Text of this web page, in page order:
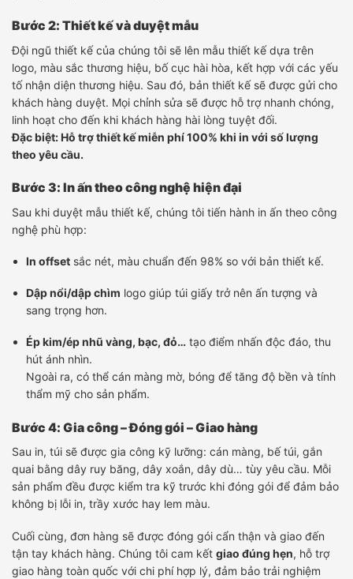
Bước 2: Thiết kế và duyệt mẫu
Đội ngũ thiết kế của chúng tôi sẽ lên mẫu thiết kế dựa trên
logo, màu sắc thương hiệu, bố cục hài hòa, kết hợp với các yếu
tố nhận diện thương hiệu. Sau đó, bản thiết kế sẽ được gửi cho
khách hàng duyệt. Mọi chỉnh sửa sẽ được hỗ trợ nhanh chóng,
linh hoạt cho đến khi khách hàng hài lòng tuyệt đối.
Đặc biệt: Hỗ trợ thiết kế miễn phí 100% khi in với số lượng
theo yêu cầu.
Bước 3: In ấn theo công nghệ hiện đại
Sau khi duyệt mẫu thiết kế, chúng tôi tiến hành in ấn theo công
nghệ phù hợp:
In offset sắc nét, màu chuẩn đến 98% so với bản thiết kế.
Dập nổi/dập chìm logo giúp túi giấy trở nên ấn tượng và
sang trọng hơn.
Ép kim/ép nhũ vàng, bạc, đỏ… tạo điểm nhấn độc đáo, thu
hút ánh nhìn.
Ngoài ra, có thể cán màng mờ, bóng để tăng độ bền và tính
thẩm mỹ cho sản phẩm.
Bước 4: Gia công – Đóng gói – Giao hàng
Sau in, túi sẽ được gia công kỹ lưỡng: cán màng, bế túi, gắn
quai bằng dây ruy băng, dây xoắn, dây dù… tùy yêu cầu. Mỗi
sản phẩm đều được kiểm tra kỹ trước khi đóng gói để đảm bảo
không bị lỗi in, trầy xước hay lem màu.
Cuối cùng, đơn hàng sẽ được đóng gói cẩn thận và giao đến
tận tay khách hàng. Chúng tôi cam kết giao đúng hẹn, hỗ trợ
giao hàng toàn quốc với chi phí hợp lý, đảm bảo trải nghiệm